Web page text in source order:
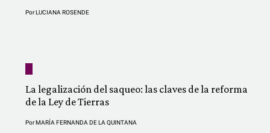
PorLUCIANA ROSENDE
La legalización del saqueo: las claves de la reforma
de la Ley de Tierras
PorMARÍA FERNANDA DE LA QUINTANA